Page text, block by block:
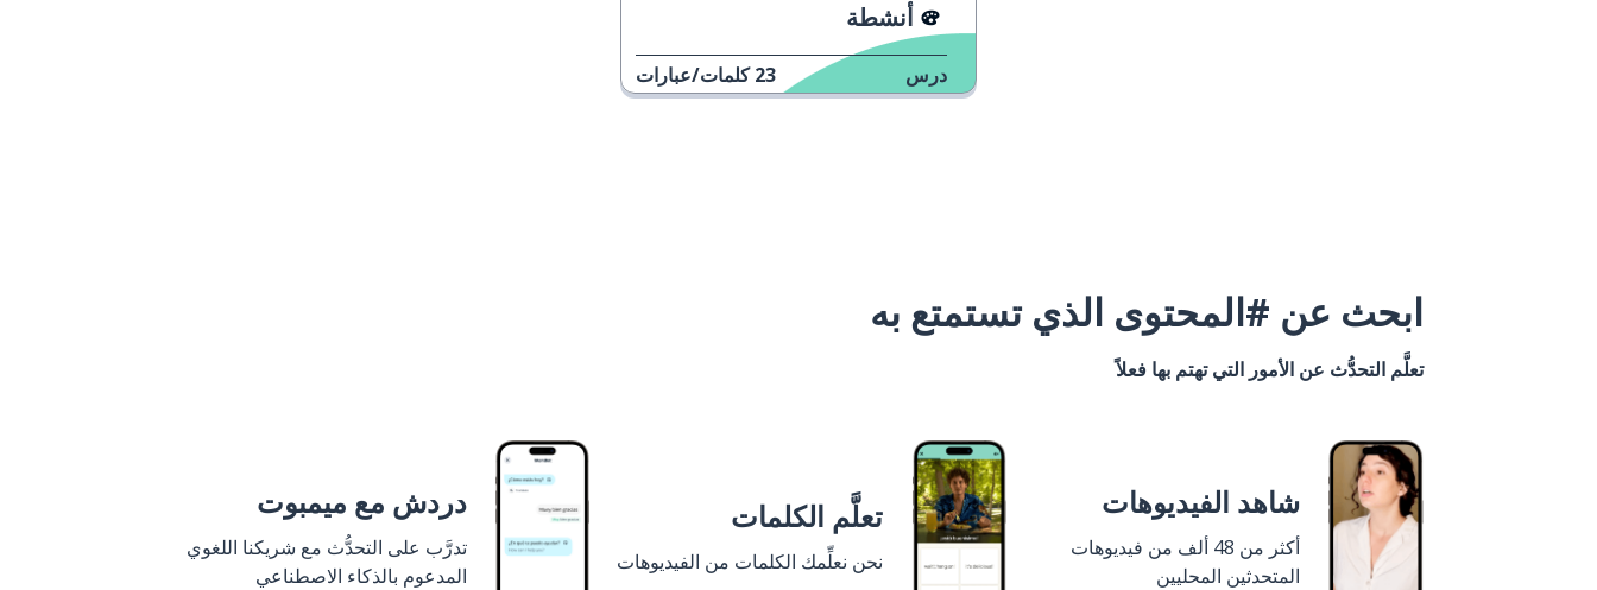
أنشطة
درس 23 كلمات/عبارات
ابحث عن #المحتوى الذي تستمتع به
تعلَّم التحدُّث عن الأمور التي تهتم بها فعلاً
شاهد الفيديوهات
أكثر من 48 ألف من فيديوهات
المتحدثين المحليين
تعلَّم الكلمات
نحن نعلِّمك الكلمات من الفيديوهات
دردش مع ميمبوت
تدرَّب على التحدُّث مع شريكنا اللغوي
المدعوم بالذكاء الاصطناعي